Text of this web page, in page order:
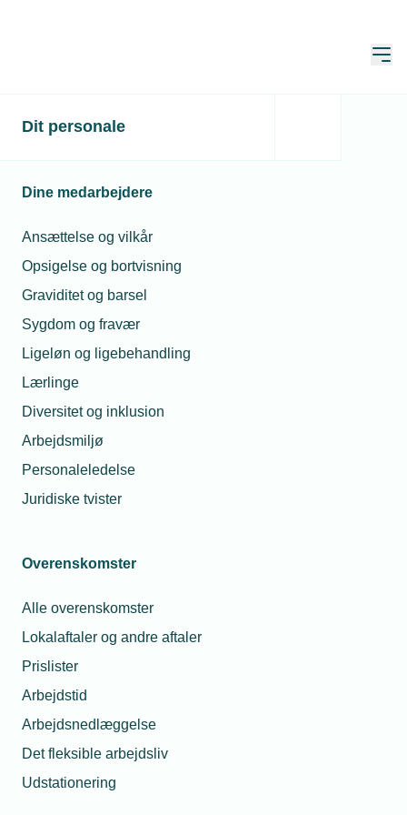
Dit personale
Dine medarbejdere
Ansættelse og vilkår
Opsigelse og bortvisning
Graviditet og barsel
Sygdom og fravær
Ligeløn og ligebehandling
Lærlinge
Diversitet og inklusion
Arbejdsmiljø
Personaleledelse
Juridiske tvister
Overenskomster
Alle overenskomster
Lokalaftaler og andre aftaler
Prislister
Arbejdstid
Arbejdsnedlæggelse
Det fleksible arbejdsliv
Udstationering
Må vi kræve at vores
narkotest?
Spørgeboks
Spørgsmål besvaret af:
jur.
medarbejder mødte påvirket på
arbejde, men vi har ingen
dokumentation. Kan vi kræve at
medarbejderen bliver testet for indtag
af narkotika – og kan vi give en skriftlig
advarsel uden konkret dokumentation?